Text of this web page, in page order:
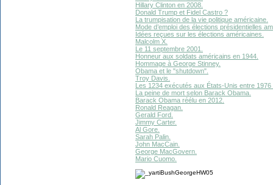
Hillary Clinton en 2008.
Donald Trump et Fidel Castro ?
La trumpisation de la vie politique américaine.
Mode d’emploi des élections présidentielles
Idées reçues sur les élections américaines.
Malcolm X.
Le 11 septembre 2001.
Honneur aux soldats américains en 1944.
Hommage à George Stinney.
Obama et le "shutdown".
Troy Davis.
Les 1234 exécutés aux États-Unis entre 1976
La peine de mort selon Barack Obama.
Barack Obama réélu en 2012.
Ronald Reagan.
Gerald Ford.
Jimmy Carter.
Al Gore.
Sarah Palin.
John MacCain.
George MacGovern.
Mario Cuomo.